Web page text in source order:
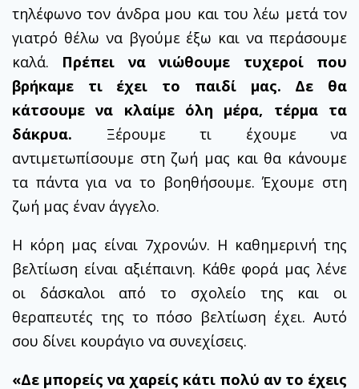
τηλέφωνο τον άνδρα μου και του λέω μετά τον
γιατρό θέλω να βγούμε έξω και να περάσουμε
καλά. Πρέπει να νιώθουμε τυχεροί που
βρήκαμε τι έχει το παιδί μας. Δε θα
κάτσουμε να κλαίμε όλη μέρα, τέρμα τα
δάκρυα. Ξέρουμε τι έχουμε να
αντιμετωπίσουμε στη ζωή μας και θα κάνουμε
τα πάντα για να το βοηθήσουμε. Έχουμε στη
ζωή μας έναν άγγελο.
Η κόρη μας είναι 7χρονών. Η καθημερινή της
βελτίωση είναι αξιέπαινη. Κάθε φορά μας λένε
οι δάσκαλοι από το σχολείο της και οι
θεραπευτές της το πόσο βελτίωση έχει. Αυτό
σου δίνει κουράγιο να συνεχίσεις.
«Δε μπορείς να χαρείς κάτι πολύ αν το έχεις